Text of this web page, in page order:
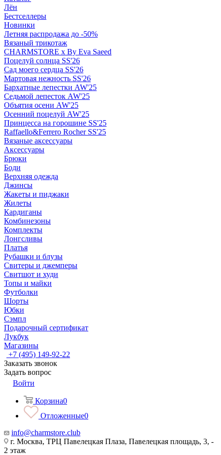
Лён
Бестселлеры
Новинки
Летняя распродажа до -50%
Вязаный трикотаж
CHARMSTORE х By Eva Saeed
Поцелуй солнца SS'26
Сад моего сердца SS'26
Мартовая нежность SS'26
Бархатные лепестки AW'25
Седьмой лепесток AW'25
Объятия осени AW'25
Осенний поцелуй AW'25
Принцесса на горошине SS'25
Raffaello&Ferrero Rocher SS'25
Вязаные аксессуары
Аксессуары
Брюки
Боди
Верхняя одежда
Джинсы
Жакеты и пиджаки
Жилеты
Кардиганы
Комбинезоны
Комплекты
Лонгсливы
Платья
Рубашки и блузы
Свитеры и джемперы
Свитшот и худи
Топы и майки
Футболки
Шорты
Юбки
Сэмпл
Подарочный сертификат
Лукбук
Магазины
+7 (495) 149-92-22
Заказать звонок
Задать вопрос
Войти
Корзина0
Отложенные0
info@charmstore.club
г. Москва, ТРЦ Павелецкая Плаза, Павелецкая площадь, 3, -
2 этаж